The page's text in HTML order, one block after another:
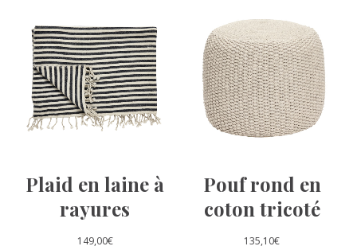
Plaid en laine à
rayures
149,00€
Pouf rond en
coton tricoté
135,10€